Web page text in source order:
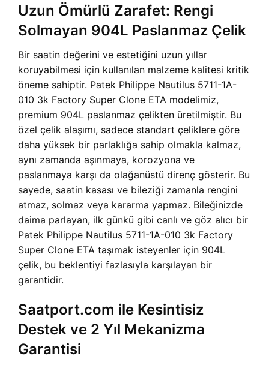
Uzun Ömürlü Zarafet: Rengi
Solmayan 904L Paslanmaz Çelik
Bir saatin değerini ve estetiğini uzun yıllar
koruyabilmesi için kullanılan malzeme kalitesi kritik
öneme sahiptir. Patek Philippe Nautilus 5711-1A-
010 3k Factory Super Clone ETA modelimiz,
premium 904L paslanmaz çelikten üretilmiştir. Bu
özel çelik alaşımı, sadece standart çeliklere göre
daha yüksek bir parlaklığa sahip olmakla kalmaz,
aynı zamanda aşınmaya, korozyona ve
paslanmaya karşı da olağanüstü direnç gösterir. Bu
sayede, saatin kasası ve bileziği zamanla rengini
atmaz, solmaz veya kararma yapmaz. Bileğinizde
daima parlayan, ilk günkü gibi canlı ve göz alıcı bir
Patek Philippe Nautilus 5711-1A-010 3k Factory
Super Clone ETA taşımak isteyenler için 904L
çelik, bu beklentiyi fazlasıyla karşılayan bir
garantidir.
Saatport.com ile Kesintisiz
Destek ve 2 Yıl Mekanizma
Garantisi